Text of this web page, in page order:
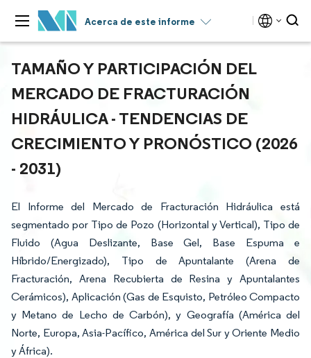
Acerca de este informe
TAMAÑO Y PARTICIPACIÓN DEL
MERCADO DE FRACTURACIÓN
HIDRÁULICA - TENDENCIAS DE
CRECIMIENTO Y PRONÓSTICO (2026
- 2031)
El Informe del Mercado de Fracturación Hidráulica está
segmentado por Tipo de Pozo (Horizontal y Vertical), Tipo de
Fluido (Agua Deslizante, Base Gel, Base Espuma e
Híbrido/Energizado), Tipo de Apuntalante (Arena de
Fracturación, Arena Recubierta de Resina y Apuntalantes
Cerámicos), Aplicación (Gas de Esquisto, Petróleo Compacto
y Metano de Lecho de Carbón), y Geografía (América del
Norte, Europa, Asia-Pacífico, América del Sur y Oriente Medio
y África).